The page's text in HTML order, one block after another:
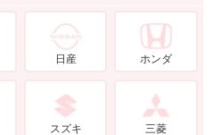
日産 ホンダ
スズキ 三菱